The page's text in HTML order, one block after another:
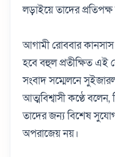
লড়াইয়ে তাদের প্রতিপক্ষ
আগামী রোববার কানসাস
হবে বহুল প্রতীক্ষিত এই
সংবাদ সম্মেলনে
আত্মবিশ্বাসী কণ্ঠে বলেন,
তাদের জন্য বিশেষ
অপরাজেয় নয়।